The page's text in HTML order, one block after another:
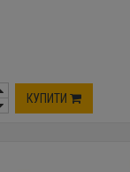
КУПИТИ